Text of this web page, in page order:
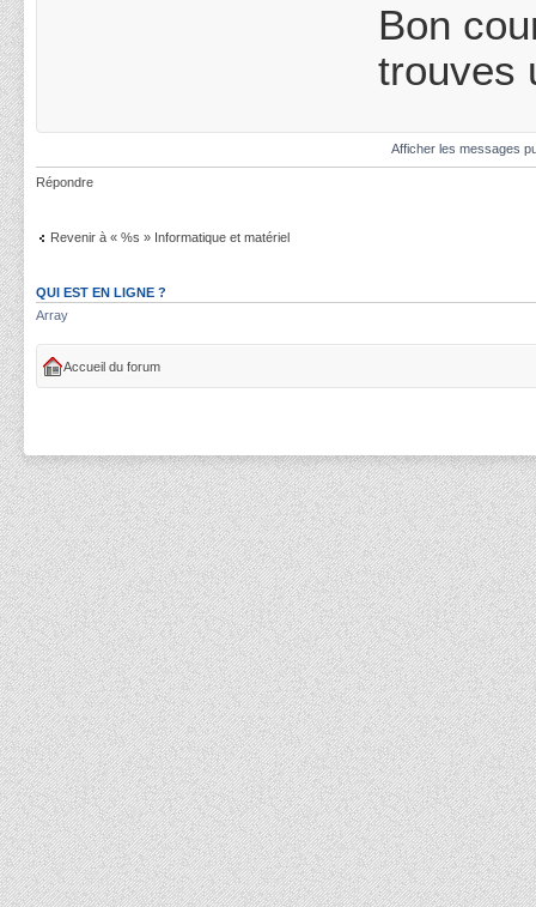
Bon
trouves
Afficher les messages
Répondre
Revenir à « %s » Informatique et matériel
QUI EST EN LIGNE ?
Array
Accueil du forum